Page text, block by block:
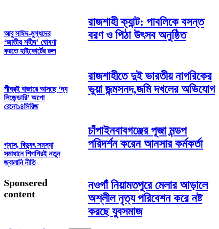
আবু সাঈদ-মুগ্ধদের
‘জাতীয় শহীদ’ ঘোষণা
করতে হাইকোর্টের রুল
শীঘ্রই বাজারে আসছে ‘দ্য
লিজেন্ডারি’ অপো
রেনো১৪সিরিজ
গ্যাস, বিদ্যুৎ সমস্যা
সমাধানে শিগগিরই নতুন
জ্বালানি নীতি
Sponsered
content
রাজশাহী ক্যান্ট: পাবলিকে বসন্ত
বরণ ও পিঠা উৎসব অনুষ্ঠিত
রাজশাহীতে দুই ভারতীয় নাগরিকের
ভুয়া জন্মসনদ,জমি দখলের অভিযোগ
চাঁপাইনবাবগঞ্জের পূজা মন্ডপ
পরিদর্শন করেন আনসার কর্মকর্তা
নওগাঁ নিয়ামতপুরে মেলার আড়ালে
অশ্লীল নৃত্য পরিবেশন করে নষ্ট
করছে যুবসমাজ